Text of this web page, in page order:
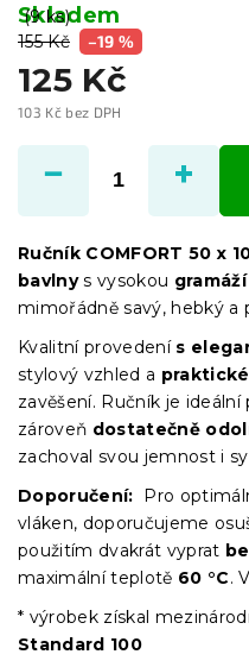
155 Kč –19 %
125 Kč
103 Kč bez DPH
cena:
Skladem
(9 ks)
Ručník COMFORT 50 x
bavlnys vysokou
mimořádně savý, hebký a
Kvalitní provedení s
stylový vzhled a
zavěšení. Ručník je
zároveň dostatečně
zachoval svou jemnost i
Doporučení: Pro
vláken, doporučujeme
použitím dvakrát vyprat
maximální teplotě 60 °C.
* výrobek získal
Standard 100